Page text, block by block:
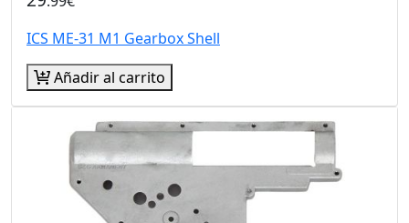
ICS ME-31 M1 Gearbox Shell
Añadir al carrito